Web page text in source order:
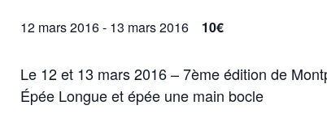
12 mars 2016- 13 mars 2016 10€
Le 12 et 13 mars 2016 – 7ème édition de
Épée Longue et épée une main bocle